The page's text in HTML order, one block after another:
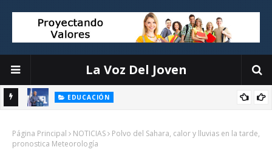
La Voz Del Joven
EDUCACIÓN
herramienta para formar ciudadanos críticos y fortalecer la
Página Principal NOTICIAS
Polvo del Sahara, calor y lluvias en la tarde,
pronostica Meteorología